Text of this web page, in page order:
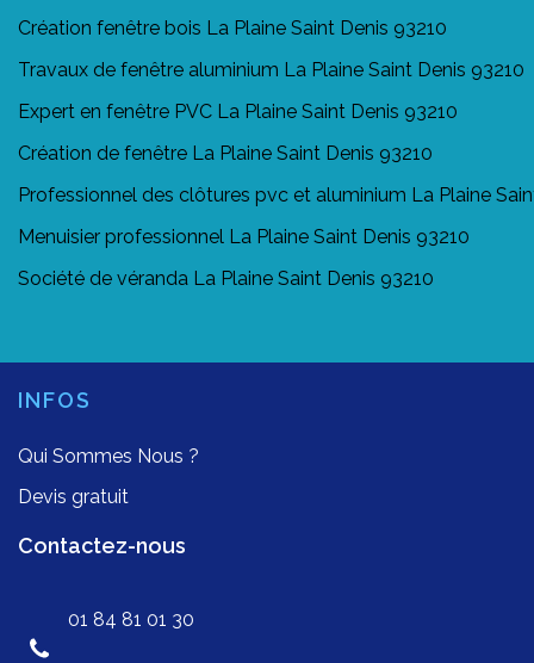
Création fenêtre bois La Plaine Saint Denis 93210
Travaux de fenêtre aluminium La Plaine Saint Denis 93210
Expert en fenêtre PVC La Plaine Saint Denis 93210
Création de fenêtre La Plaine Saint Denis 93210
Professionnel des clôtures pvc et aluminium La Plaine
Menuisier professionnel La Plaine Saint Denis 93210
Société de véranda La Plaine Saint Denis 93210
INFOS
Qui Sommes Nous ?
Devis gratuit
Contactez-nous
01 84 81 01 30